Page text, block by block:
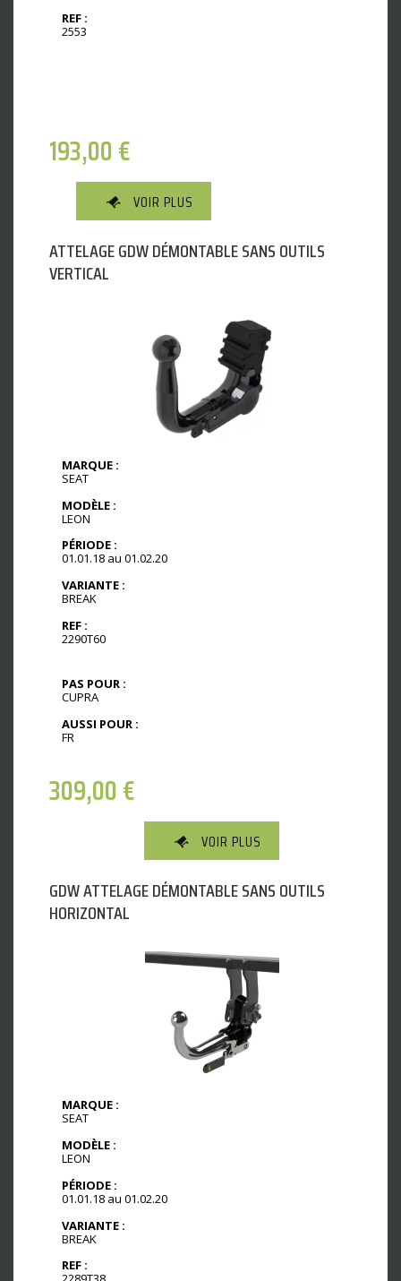
REF :
2553
193,00€
VOIR PLUS
ATTELAGE GDW DÉMONTABLE SANS OUTILS
VERTICAL
MARQUE :
SEAT
MODÈLE :
LEON
PÉRIODE :
01.01.18 au 01.02.20
VARIANTE :
BREAK
REF :
2290T60
PAS POUR :
CUPRA
AUSSI POUR :
FR
309,00€
VOIR PLUS
GDW ATTELAGE DÉMONTABLE SANS OUTILS
HORIZONTAL
MARQUE :
SEAT
MODÈLE :
LEON
PÉRIODE :
01.01.18 au 01.02.20
VARIANTE :
BREAK
REF :